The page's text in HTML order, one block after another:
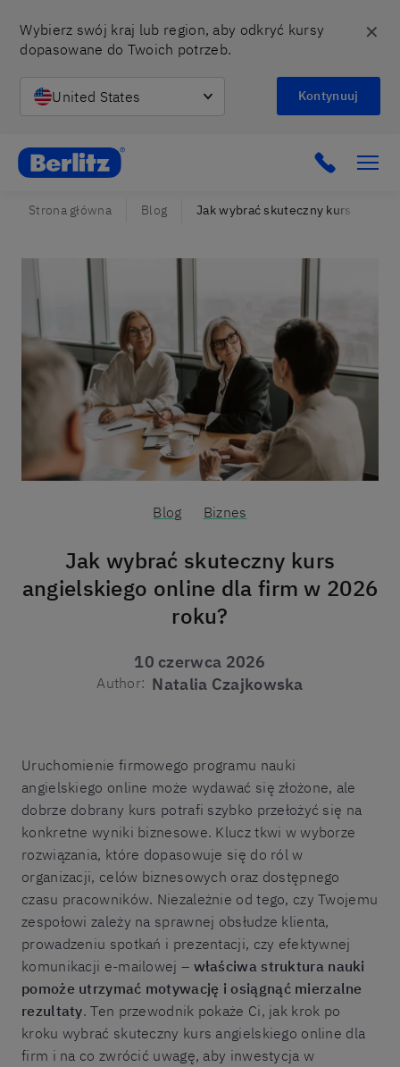
Wybierz swój kraj lub region, aby odkryć kursy
dopasowane do Twoich potrzeb.
United States Kontynuuj
✕
Berlitz Poland Click to
Strona główna Blog Jak wybrać skuteczny kurs
Blog Biznes
Jak wybrać skuteczny kurs
angielskiego online dla firm w 2026
roku?
10 czerwca 2026
Author: Natalia Czajkowska
Uruchomienie firmowego programu nauki
angielskiego online może wydawać się złożone, ale
dobrze dobrany kurs potrafi szybko przełożyć się na
konkretne wyniki biznesowe. Klucz tkwi w wyborze
rozwiązania, które dopasowuje się do ról w
organizacji, celów biznesowych oraz dostępnego
czasu pracowników. Niezależnie od tego, czy Twojemu
zespołowi zależy na sprawnej obsłudze klienta,
prowadzeniu spotkań i prezentacji, czy efektywnej
komunikacji e-mailowej – właściwa struktura nauki
pomoże utrzymać motywację i osiągnąć mierzalne
rezultaty. Ten przewodnik pokaże Ci, jak krok po
kroku wybrać skuteczny kurs angielskiego online dla
firm i na co zwrócić uwagę, aby inwestycja w